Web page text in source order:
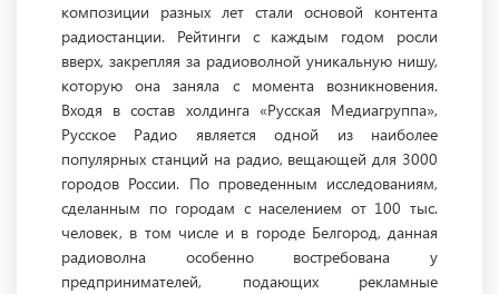
композиции разных лет стали основой контента
радиостанции. Рейтинги с каждым годом росли
вверх, закрепляя за радиоволной уникальную нишу,
которую она заняла с момента возникновения.
Входя в состав холдинга «Русская Медиагруппа»,
Русское Радио является одной из наиболее
популярных станций на радио, вещающей для 3000
городов России. По проведенным исследованиям,
сделанным по городам с населением от 100 тыс.
человек, в том числе и в городе Белгород, данная
радиоволна особенно востребована у
предпринимателей, подающих рекламные